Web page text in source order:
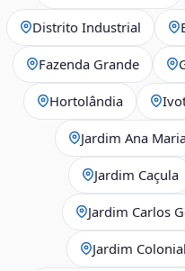
Distrito Industrial
Fazenda Grande
Hortolândia
Jardim Ana Maria
Jardim Caçula
Jardim Carlos
Jardim Colonial